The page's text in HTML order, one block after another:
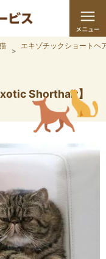
エキゾチックショートヘ
Shorthair】